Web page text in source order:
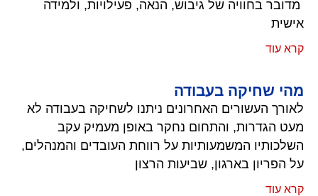
מדובר בחוויה של גיבוש, הנאה, פעילויות, ולמידה
אישית
קרא עוד
מהי שחיקה בעבודה
לאורך העשורים האחרונים ניתנו לשחיקה בעבודה לא
מעט הגדרות, והתחום נחקר באופן מעמיק עקב
השלכותיו המשמעותיות על רווחת העובדים והמנהלים,
על הפריון בארגון, שביעות הרצון
קרא עוד